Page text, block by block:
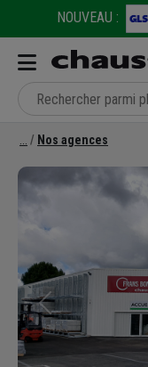
NOUVEAU :
Nos agences
Précédent